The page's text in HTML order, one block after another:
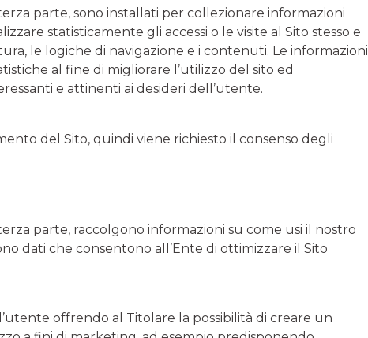
parte, sono installati per collezionare informazioni
statisticamente gli accessi o le visite al Sito stesso e
le logiche di navigazione e i contenuti. Le informazioni
al fine di migliorare l’utilizzo del sito ed
e attinenti ai desideri dell’utente.
del Sito, quindi viene richiesto il consenso degli
parte, raccolgono informazioni su come usi il nostro
dati che consentono all’Ente di ottimizzare il Sito
offrendo al Titolare la possibilità di creare un